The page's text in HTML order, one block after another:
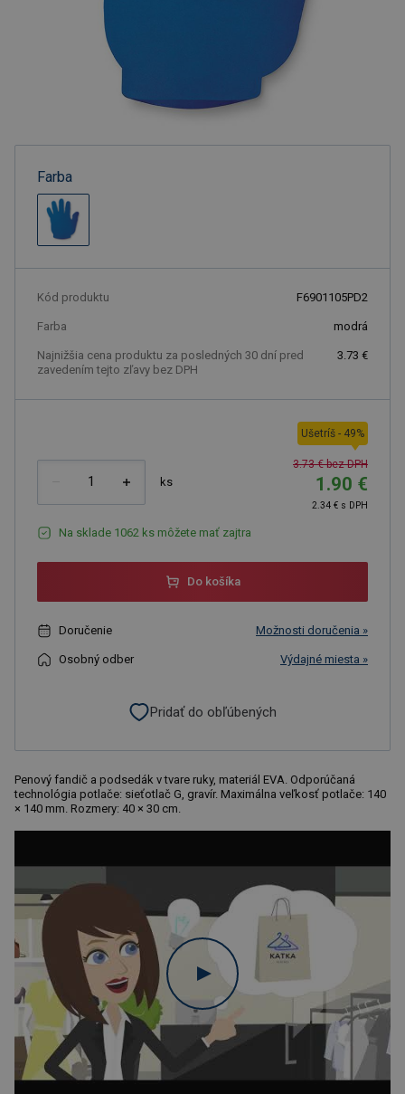
Farba
Kód produktu F6901105PD2
Farba modrá
Najnižšia cena produktu za posledných 30 dní pred
zavedením tejto zľavy bez DPH
3.73 €
Ušetríš - 49%
ks
3.73 € bez DPH
1.90 €
2.34 € s DPH
Na sklade 1062 ks môžete mať zajtra
Do košíka
Doručenie Možnosti doručenia »
Osobný odber Výdajné miesta »
Pridať do obľúbených
Penový fandič a podsedák v tvare ruky, materiál EVA. Odporúčaná
technológia potlače: sieťotlač G, gravír. Maximálna veľkosť potlače: 140
× 140 mm. Rozmery: 40 × 30 cm.